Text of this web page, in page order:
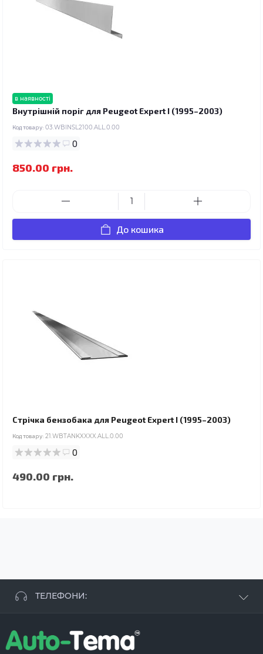
в наявності
Внутрішній поріг для Peugeot Expert I (1995–2003)
Код товару: 03.WBINSL2100.ALL.0.00
0
850.00 грн.
До кошика
Стрічка бензобака для Peugeot Expert I (1995–2003)
Код товару: 21.WBTANKXXXX.ALL.0.00
0
490.00 грн.
ТЕЛЕФОНИ:
+38 096 250 84 38
+38 099 657 61 50